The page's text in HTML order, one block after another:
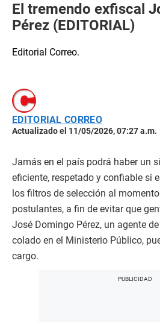
El tremendo exfiscal
Pérez (EDITORIAL)
Editorial Correo.
EDITORIAL CORREO
Actualizado el 11/05/2026, 07:27 a.m.
Jamás en el país podrá haber un
eficiente, respetado y confiable si
los filtros de selección al
postulantes, a fin de evitar que
José Domingo Pérez, un agente
colado en el Ministerio Público,
cargo.